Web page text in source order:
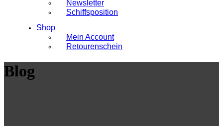
Newsletter
Schiffsposition
Shop
Mein Account
Retourenschein
Blog